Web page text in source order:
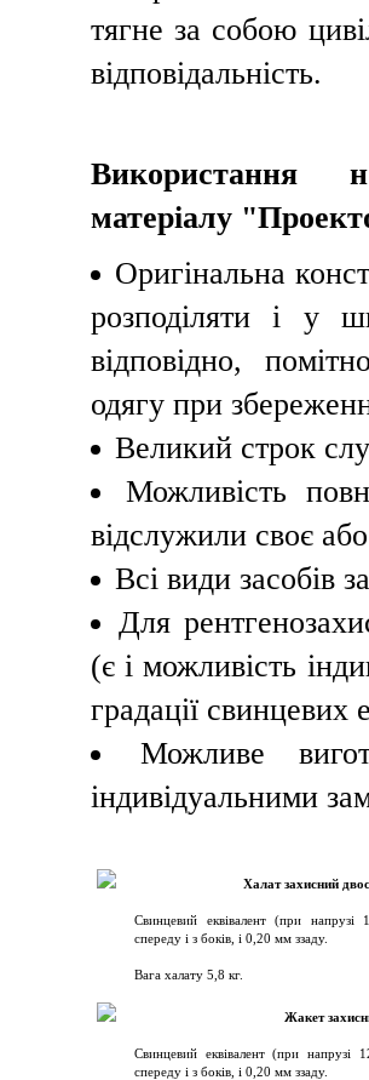
тягне за собою
відповідальність.
Використання
матеріалу
Оригінальна
розподіляти і у
відповідно,
одягу при
Великий строк
Можливість
відслужили своє
Всі види засобів
Для
(є і можливість
градації свинцевих
Можливе
індивідуальними
Халат захисний
Свинцевий еквівалент (при
спереду і з боків, і 0,20 мм ззаду.
Вага халату 5,8 кг.
Жакет
Свинцевий еквівалент (при
спереду і з боків, і 0,20 мм ззаду.